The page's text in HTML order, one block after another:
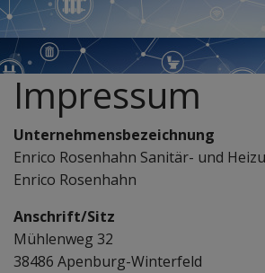
Impressum
Unternehmensbezeichnung
Enrico Rosenhahn Sanitär- und
Enrico Rosenhahn
Anschrift/Sitz
Mühlenweg 32
38486 Apenburg-Winterfeld